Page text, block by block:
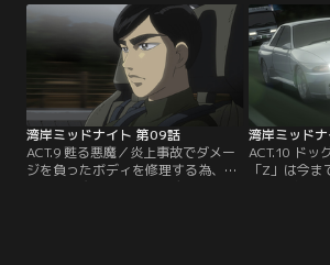
依頼する。北見は「ブラックバー
ド」とは長い付き合いになりそうだ
と言い、あえて「テスタ」よりもパ
ワーを控えめにチューンした。【提
供：バンダイチャンネル】
に湾岸へ行
オート」に
った北見が現
ってみろと
覚を思い出
ンダイチャ
湾岸ミッドナイト 第09話
ACT.9 甦る悪魔／炎上事故でダメー
ジを負ったボディを修理する為、北
見は「悪魔のZ」を「ボディワーク
湾岸ミッド
ACT.10 ドッ
「Z」は今